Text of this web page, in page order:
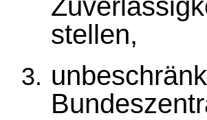
stellen,